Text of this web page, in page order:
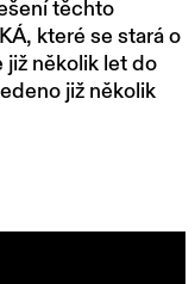
těchto
které se stará o
již několik let do
již několik